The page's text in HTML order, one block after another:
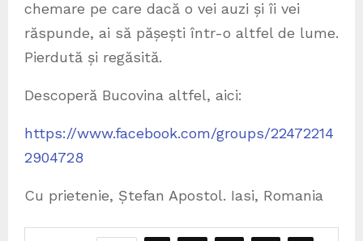
chemare pe care dacă o vei auzi și îi vei
răspunde, ai să pășești într-o altfel de lume.
Pierdută și regăsită.
Descoperă Bucovina altfel, aici:
https://www.facebook.com/groups/22472214
2904728
Cu prietenie, Ștefan Apostol. Iasi, Romania